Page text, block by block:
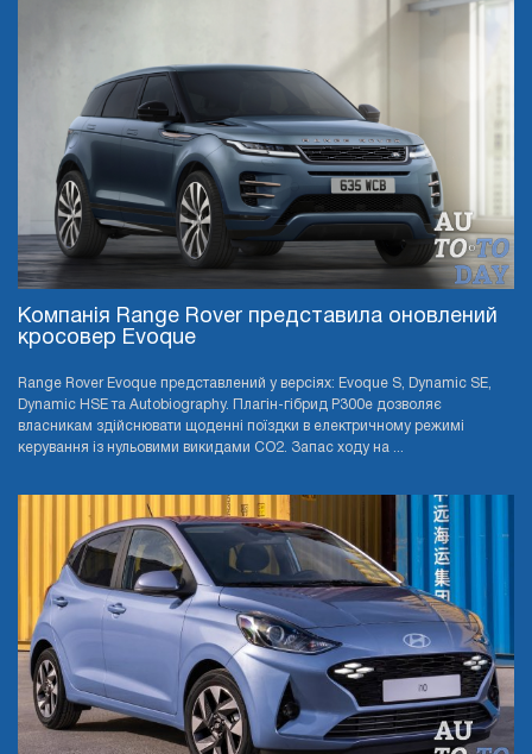
Компанія Range Rover представила оновлений
кросовер Evoque
Range Rover Evoque представлений у версіях: Evoque S, Dynamic SE,
Dynamic HSE та Autobiography. Плагін-гібрид P300e дозволяє
власникам здійснювати щоденні поїздки в електричному режимі
керування із нульовими викидами CO2. Запас ходу на ...